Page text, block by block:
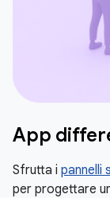
App
Sfrutta i pannelli
per progettare